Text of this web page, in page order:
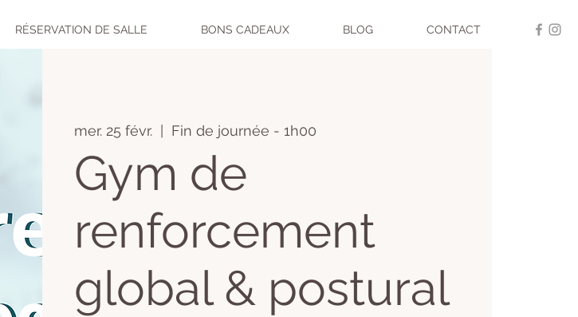
RÉSERVATION DE SALLE BONS CADEAUX BLOG CONTACT
mer. 25 févr.
  |
Fin de journée - 1h00
Gym de
renforcement
global & postural